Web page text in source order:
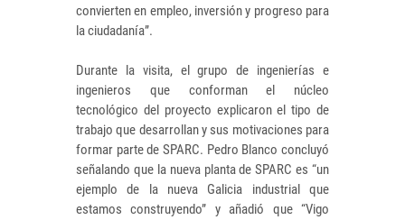
convierten en empleo, inversión y progreso para
la ciudadanía”.
Durante la visita, el grupo de ingenierías e
ingenieros que conforman el núcleo
tecnológico del proyecto explicaron el tipo de
trabajo que desarrollan y sus motivaciones para
formar parte de SPARC. Pedro Blanco concluyó
señalando que la nueva planta de SPARC es “un
ejemplo de la nueva Galicia industrial que
estamos construyendo” y añadió que “Vigo